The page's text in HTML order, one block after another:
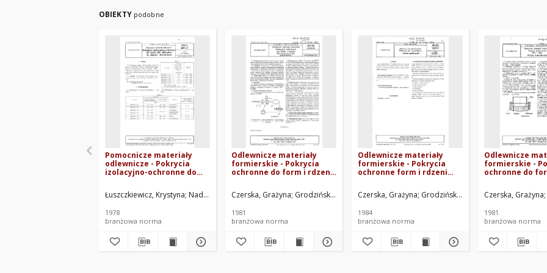
OBIEKTY podobne
Pomocnicze materiały
odlewnicze - Pokrycia
izolacyjno-ochronne do
stopów aluminium BN-
77/4025-11
Łuszczkiewicz, Krystyna Nadzieja, Jan Pawłowska, Halina Smoleń, Zygmunt Instytut Odlewnictwa w Krakowie. Oprac.
1978
branżowa norma
Odlewnicze materiały
formierskie - Pokrycia
ochronne do form i rdzeni
przyczepności BN-80/4024-
04
Czerska, Grażyna Grodziński, Zygmunt Palma, Aleksander Pawłowska, Halina Smoleń,
1981
branżowa norma
Odlewnicze materiały
formierskie - Pokrycia
ochronne form i rdzeni
Czerska, Grażyna Grodziński, Zygmunt Palma,
1984
branżowa norma
Odlewnicze
formierskie -
ochronne do
80/4024-03
Czerska, Grażyna
1981
branżowa norma